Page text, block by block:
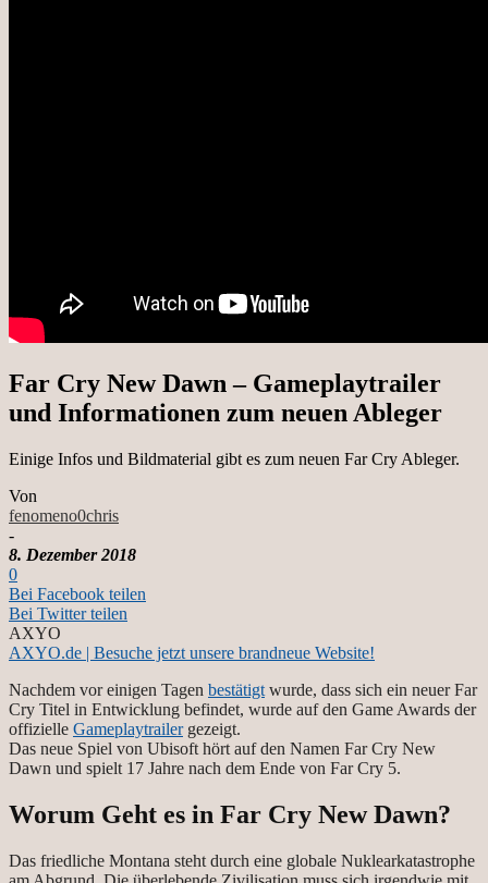
Far Cry New Dawn – Gameplaytrailer
und Informationen zum neuen Ableger
Einige Infos und Bildmaterial gibt es zum neuen Far Cry Ableger.
Von
fenomeno0chris
-
8. Dezember 2018
0
Bei Facebook teilen
Bei Twitter teilen
AXYO
AXYO.de | Besuche jetzt unsere brandneue Website!
Nachdem vor einigen Tagen bestätigt wurde, dass sich ein neuer Far
Cry Titel in Entwicklung befindet, wurde auf den Game Awards der
offizielle Gameplaytrailergezeigt.
Das neue Spiel von Ubisoft hört auf den Namen Far Cry New
Dawn und spielt 17 Jahre nach dem Ende von Far Cry 5.
Worum Geht es in Far Cry New Dawn?
Das friedliche Montana steht durch eine globale Nuklearkatastrophe